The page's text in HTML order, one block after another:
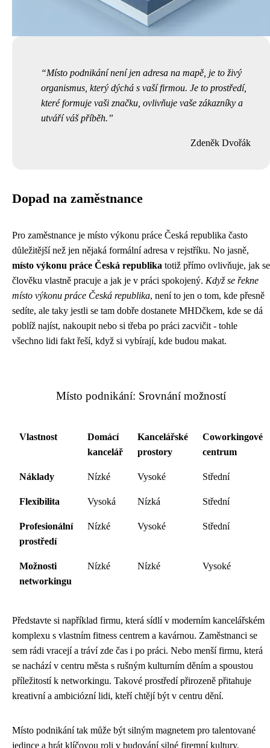
Místo podnikání není jen adresa na mapě, je to živý
organismus, který dýchá s vaší firmou. Je to prostředí,
které formuje vaši značku, ovlivňuje vaše zákazníky a
utváří váš příběh.
Zdeněk Dvořák
Dopad na zaměstnance
Pro zaměstnance je místo výkonu práce Česká republika často
důležitější než jen nějaká formální adresa v rejstříku. No jasně,
místo výkonu práce Česká republika totiž přímo ovlivňuje, jak se
člověku vlastně pracuje a jak je v práci spokojený. Když se řekne
místo výkonu práce Česká republika, není to jen o tom, kde přesně
sedíte, ale taky jestli se tam dobře dostanete MHDčkem, kde se dá
poblíž najíst, nakoupit nebo si třeba po práci zacvičit - tohle
všechno lidi fakt řeší, když si vybírají, kde budou makat.
Místo podnikání: Srovnání možností
Vlastnost
Domácí
kancelář
Kancelářské
prostory
Coworkingové
centrum
Náklady Nízké Vysoké Střední
Flexibilita Vysoká Nízká Střední
Profesionální
prostředí
Nízké Vysoké Střední
Možnosti
networkingu
Nízké Nízké Vysoké
Představte si například firmu, která sídlí v moderním kancelářském
komplexu s vlastním fitness centrem a kavárnou. Zaměstnanci se
sem rádi vracejí a tráví zde čas i po práci. Nebo menší firmu, která
se nachází v centru města s rušným kulturním děním a spoustou
příležitostí k networkingu. Takové prostředí přirozeně přitahuje
kreativní a ambiciózní lidi, kteří chtějí být v centru dění.
Místo podnikání tak může být silným magnetem pro talentované
jedince a hrát klíčovou roli v budování silné firemní kultury.